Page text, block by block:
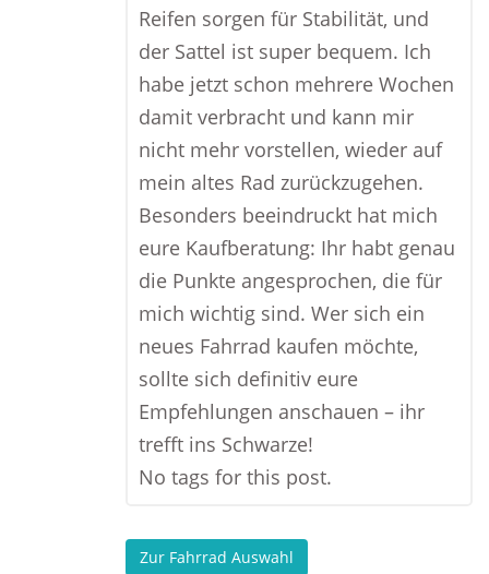
Reifen sorgen für Stabilität, und
der Sattel ist super bequem. Ich
habe jetzt schon mehrere Wochen
damit verbracht und kann mir
nicht mehr vorstellen, wieder auf
mein altes Rad zurückzugehen.
Besonders beeindruckt hat mich
eure Kaufberatung: Ihr habt genau
die Punkte angesprochen, die für
mich wichtig sind. Wer sich ein
neues Fahrrad kaufen möchte,
sollte sich definitiv eure
Empfehlungen anschauen – ihr
trefft ins Schwarze!
No tags for this post.
Zur Fahrrad Auswahl